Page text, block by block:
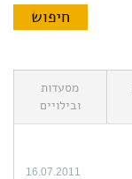
מסעדות
ובילויים
16.07.2011